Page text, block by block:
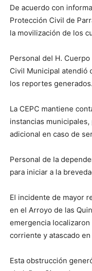
De acuerdo con
Protección Civil de
la movilización de los
Personal del H.
Civil Municipal atendió
los reportes generados.
La CEPC mantiene
instancias
adicional en caso de
Personal de la
para iniciar a la
El incidente de mayor
en el Arroyo de las
emergencia
corriente y atascado
Esta obstrucción